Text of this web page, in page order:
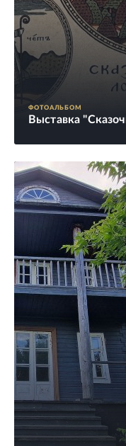
ФОТОАЛЬБОМ
Выставка